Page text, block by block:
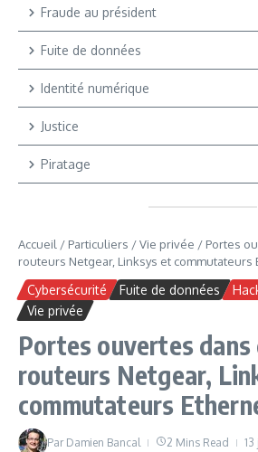
Fraude au président
Fuite de données
Identité numérique
Justice
Piratage
Accueil / Particuliers /Vie privée / Portes
routeurs Netgear, Linksys et commutateurs
Cybersécurité Fuite de données
Vie privée
Portes ouvertes dans
routeurs Netgear,
commutateurs
Par Damien Bancal 2 Mins Read